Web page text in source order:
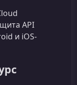
API
и iOS-